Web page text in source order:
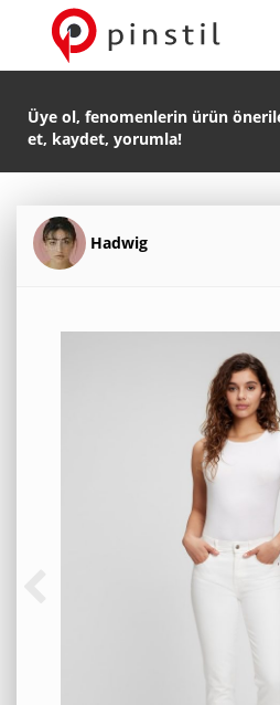
Üye ol, fenomenlerin ürün
et, kaydet, yorumla!
Hadwig